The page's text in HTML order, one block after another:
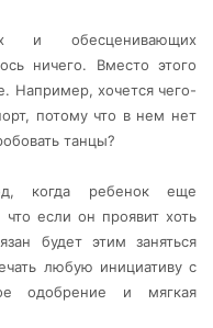
и обесценивающих
ничего. Вместо этого
Например, хочется чего-
потому что в нем нет
танцы?
когда ребенок еще
если он проявит хоть
будет этим заняться
любую инициативу с
одобрение и мягкая